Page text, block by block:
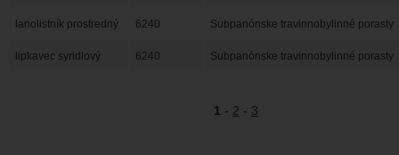
lanolistník prostredný 6240 Subpanónske travinnobylinné porasty
lipkavec syridlový 6240 Subpanónske travinnobylinné porasty
1 - 2 - 3